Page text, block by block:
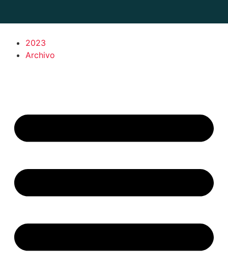
2023
Archivo